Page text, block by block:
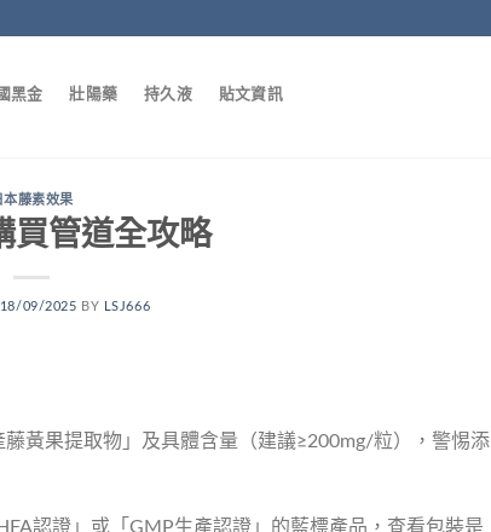
黑金 壯陽藥 持久液 貼文資訊
本藤素效果
買管道全攻略
18/09/2025 BY LSJ666
黃果提取物」及具體含量（建議≥200mg/粒），警惕添
認證」或「GMP生產認證」的藍標產品，查看包裝是